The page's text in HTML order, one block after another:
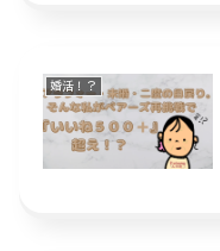
婚活！？